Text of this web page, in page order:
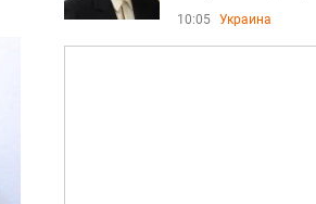
10:05 Украина